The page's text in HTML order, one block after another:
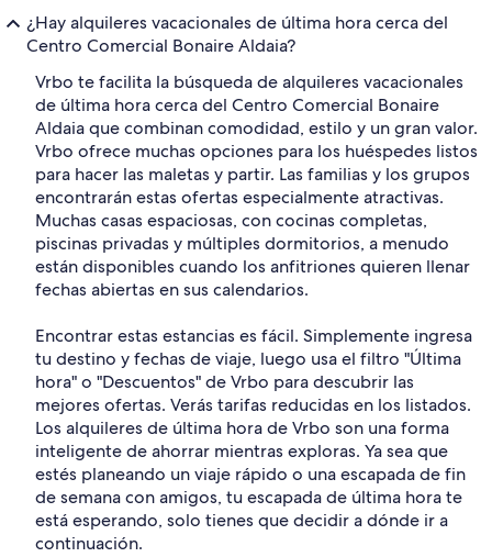
¿Hay alquileres vacacionales de última hora cerca del
Centro Comercial Bonaire Aldaia?
Vrbo te facilita la búsqueda de alquileres vacacionales
de última hora cerca del Centro Comercial Bonaire
Aldaia que combinan comodidad, estilo y un gran valor.
Vrbo ofrece muchas opciones para los huéspedes listos
para hacer las maletas y partir. Las familias y los grupos
encontrarán estas ofertas especialmente atractivas.
Muchas casas espaciosas, con cocinas completas,
piscinas privadas y múltiples dormitorios, a menudo
están disponibles cuando los anfitriones quieren llenar
fechas abiertas en sus calendarios.
Encontrar estas estancias es fácil. Simplemente ingresa
tu destino y fechas de viaje, luego usa el filtro "Última
hora" o "Descuentos" de Vrbo para descubrir las
mejores ofertas. Verás tarifas reducidas en los listados.
Los alquileres de última hora de Vrbo son una forma
inteligente de ahorrar mientras exploras. Ya sea que
estés planeando un viaje rápido o una escapada de fin
de semana con amigos, tu escapada de última hora te
está esperando, solo tienes que decidir a dónde ir a
continuación.